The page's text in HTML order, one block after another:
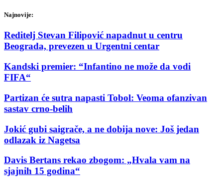
Najnovije:
Reditelj Stevan Filipović napadnut u centru
Beograda, prevezen u Urgentni centar
Kandski premier: “Infantino ne može da vodi
FIFA“
Partizan će sutra napasti Tobol: Veoma ofanzivan
sastav crno-belih
Jokić gubi saigrače, a ne dobija nove: Još jedan
odlazak iz Nagetsa
Davis Bertans rekao zbogom: „Hvala vam na
sjajnih 15 godina“